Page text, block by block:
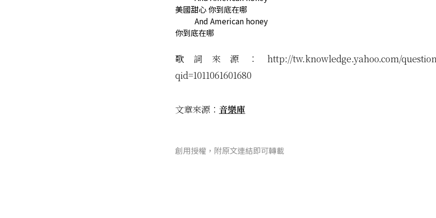
美國甜心 你到底在哪
And American honey
你到底在哪
歌詞來源：http://tw.knowledge.yahoo.com/question/
qid=1011061601680
文章來源： 音樂庫
創用授權，附原文連結即可轉載